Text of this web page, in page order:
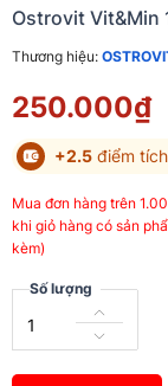
Ostrovit Vit&Min
Thương hiệu:
250.000₫
+2.5 điểm
Mua đơn hàng trên
khi giỏ hàng có sản
kèm)
Số lượng